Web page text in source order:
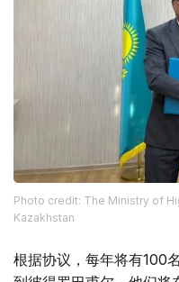
Photo credit: The Ministry of
Kazakhstan
根据协议，每年将有100